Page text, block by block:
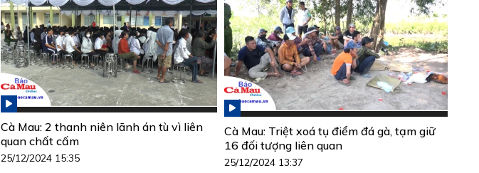
Cà Mau: 2 thanh niên lãnh án tù vì liên
quan chất cấm
25/12/2024 15:35
Cà Mau: Triệt xoá tụ điểm đá gà, tạm giữ
16 đối tượng liên quan
25/12/2024 13:37